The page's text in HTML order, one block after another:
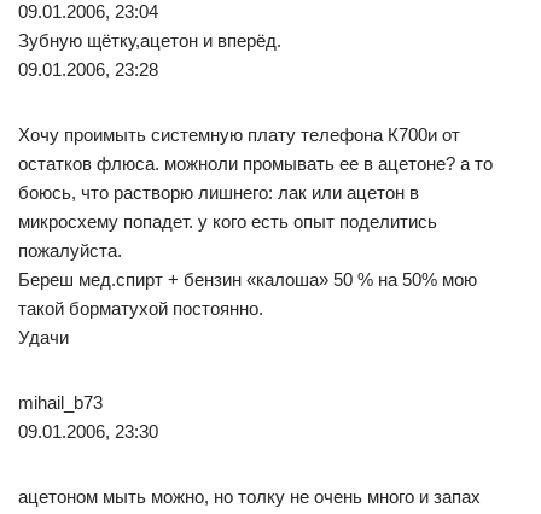
09.01.2006, 23:04
Зубную щётку,ацетон и вперёд.
09.01.2006, 23:28
Хочу проимыть системную плату телефона К700и от
остатков флюса. можноли промывать ее в ацетоне? а то
боюсь, что растворю лишнего: лак или ацетон в
микросхему попадет. у кого есть опыт поделитись
пожалуйста.
Береш мед.спирт + бензин «калоша» 50 % на 50% мою
такой борматухой постоянно.
Удачи
mihail_b73
09.01.2006, 23:30
ацетоном мыть можно, но толку не очень много и запах